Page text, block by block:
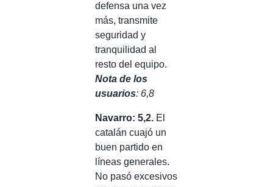
defensa una vez
más, transmite
seguridad y
tranquilidad al
resto del equipo.
Nota de los
usuarios: 6,8
Navarro: 5,2. El
catalán cuajó un
buen partido en
líneas generales.
No pasó excesivos